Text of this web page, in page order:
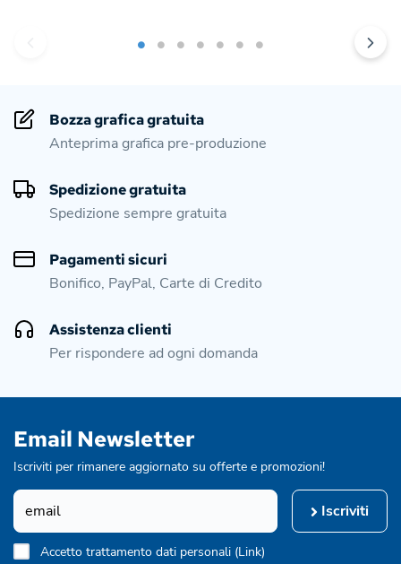
Bozza grafica gratuita
Anteprima grafica pre-produzione
Spedizione gratuita
Spedizione sempre gratuita
Pagamenti sicuri
Bonifico, PayPal, Carte di Credito
Assistenza clienti
Per rispondere ad ogni domanda
Email Newsletter
Iscriviti per rimanere aggiornato su offerte e promozioni!
Iscriviti
Accetto trattamento dati personali (Link)